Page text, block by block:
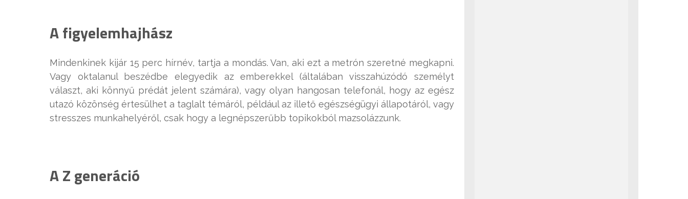
A figyelemhajhász
Mindenkinek kijár 15 perc hírnév, tartja a mondás. Van, aki ezt a metrón szeretné megkapni.
Vagy oktalanul beszédbe elegyedik az emberekkel (általában visszahúzódó személyt
választ, aki könnyű prédát jelent számára), vagy olyan hangosan telefonál, hogy az egész
utazó közönség értesülhet a taglalt témáról, például az illető egészségügyi állapotáról, vagy
stresszes munkahelyéről, csak hogy a legnépszerűbb topikokból mazsolázzunk.
A Z generáció